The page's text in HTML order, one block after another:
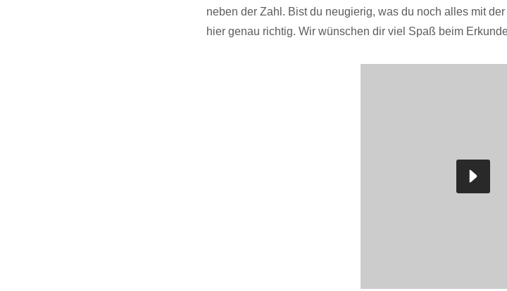
neben der Zahl. Bist du neugierig, was du noch alles mit
hier genau richtig. Wir wünschen dir viel Spaß beim